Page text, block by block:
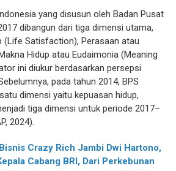
yang disusun oleh Badan Pusat
dibangun dari tiga dimensi utama,
(Life Satisfaction), Perasaan atau
Hidup atau Eudaimonia (Meaning
ini diukur berdasarkan persepsi
pada tahun 2014, BPS
dimensi yaitu kepuasan hidup,
tiga dimensi untuk periode 2017–
2024).
Crazy Rich Jambi Dwi Hartono,
Cabang BRI, Dari Perkebunan